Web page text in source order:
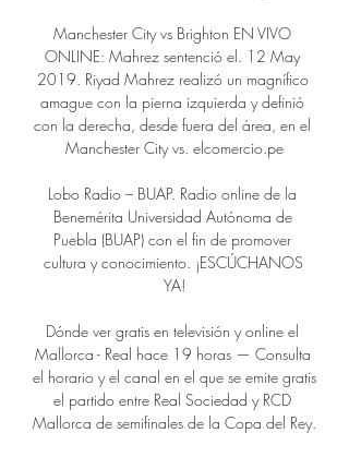
Manchester City vs Brighton EN VIVO
ONLINE: Mahrez sentenció el. 12 May
2019. Riyad Mahrez realizó un magnífico
amague con la pierna izquierda y definió
con la derecha, desde fuera del área, en el
Manchester City vs. elcomercio.pe
Lobo Radio – BUAP. Radio online de la
Benemérita Universidad Autónoma de
Puebla (BUAP) con el fin de promover
cultura y conocimiento. ¡ESCÚCHANOS
YA!
Dónde ver gratis en televisión y online el
Mallorca - Real hace 19 horas — Consulta
el horario y el canal en el que se emite gratis
el partido entre Real Sociedad y RCD
Mallorca de semifinales de la Copa del Rey.